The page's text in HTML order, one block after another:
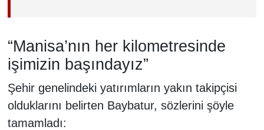
“Manisa’nın her kilometresinde
işimizin başındayız”
Şehir genelindeki yatırımların yakın takipçisi
olduklarını belirten Baybatur, sözlerini şöyle
tamamladı: